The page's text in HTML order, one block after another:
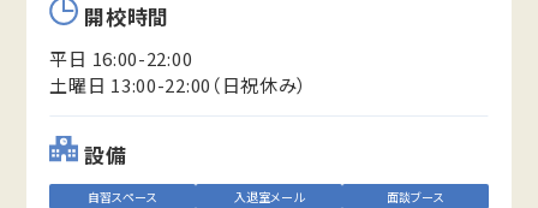
開校時間
平日 16:00-22:00
土曜日 13:00-22:00（日祝休み）
設備
自習スペース 入退室メール 面談ブース